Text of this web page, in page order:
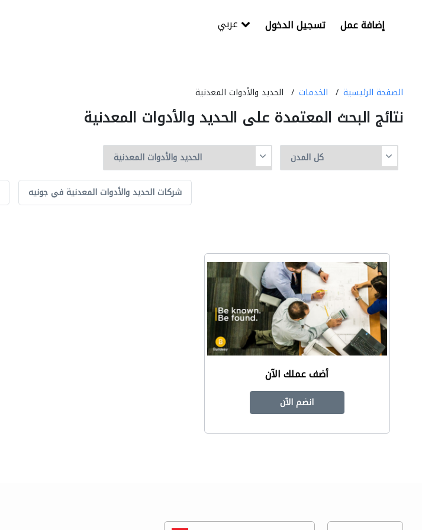
تسجيل الدخول إضافة عمل
الصفحة الرئيسية الخدمات الحديد والأدوات المعدنية
نتائج البحث المعتمدة على الحديد والأدوات المعدنية
شركات الحديد والأدوات المعدنية في جونيه
أضف عملك الآن
انضم الآن